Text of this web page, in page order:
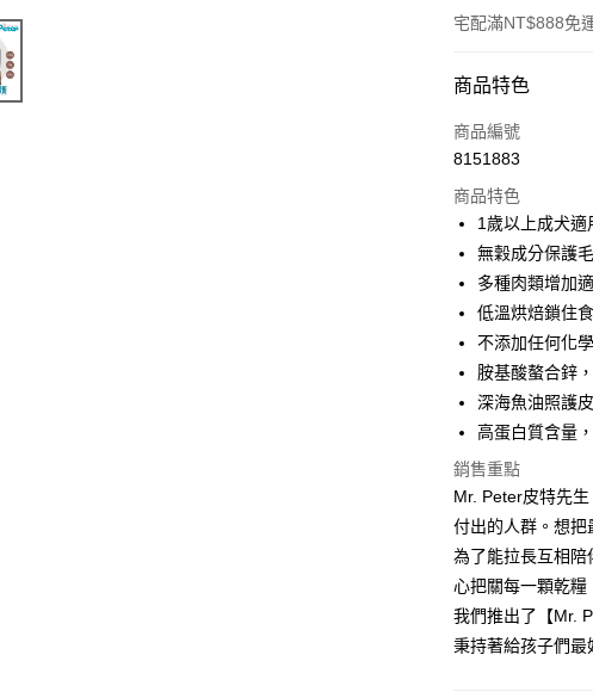
宅配滿NT$888免
付款方式
信用卡一次付款
ATM付款
運送方式
宅配
每筆NT$100，滿
商品特色
商品編號
8151883
商品特色
1歲以上成犬適
無穀成分保護
多種肉類增加
低溫烘焙鎖住
不添加任何化
胺基酸螯合鋅
深海魚油照護
高蛋白質含量
銷售重點
Mr. Peter皮特先
付出的人群。想把
為了能拉長互相陪
心把關每一顆乾糧
我們推出了【Mr.
秉持著給孩子們最